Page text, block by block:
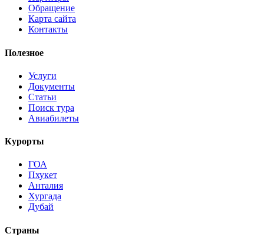
Обращение
Карта сайта
Контакты
Полезное
Услуги
Документы
Статьи
Поиск тура
Авиабилеты
Курорты
ГОА
Пхукет
Анталия
Хургада
Дубай
Страны